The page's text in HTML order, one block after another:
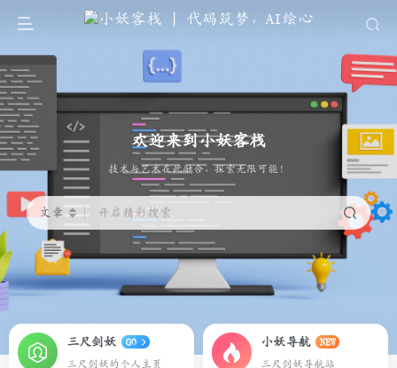
欢迎来到小妖客栈
代码筑梦，AI绘心
文章 开启精彩搜索
三尺剑妖 GO
三尺剑妖的个人主页
小妖导航 NEW
三尺剑妖导航站